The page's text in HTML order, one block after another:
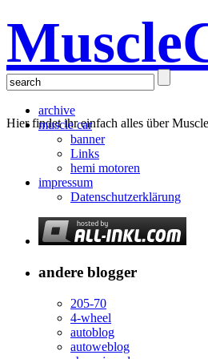
Hier findet ihr einfach alles über
archive
muscle car
banner
Links
hemi motoren
impressum
Datenschutzerklärung
andere blogger
205-70
4-wheel
autoblog
autoweblog